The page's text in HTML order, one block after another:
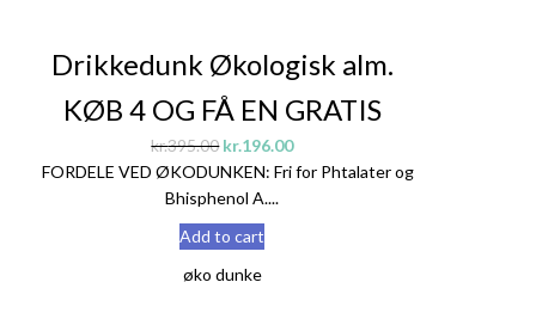
Sale!
Drikkedunk Økologisk alm.
KØB 4 OG FÅ EN GRATIS
kr.395.00 kr.196.00
FORDELE VED ØKODUNKEN: Fri for Phtalater og
Bhisphenol A....
Add to cart
øko dunke